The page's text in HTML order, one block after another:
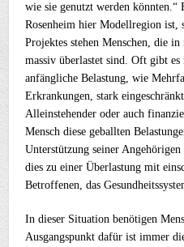
wie sie genutzt werden könnten.“
Rosenheim hier Modellregion ist,
Projektes stehen Menschen, die
massiv überlastet sind. Oft gibt
anfängliche Belastung, wie
Erkrankungen, stark
Alleinstehender oder auch
Mensch diese geballten
Unterstützung seiner
dies zu einer Überlastung mit
Betroffenen, das
In dieser Situation benötigen
Ausgangspunkt dafür ist immer